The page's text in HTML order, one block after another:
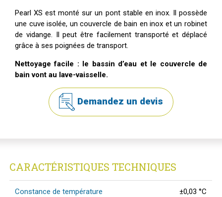
Pearl XS est monté sur un pont stable en inox. Il possède
une cuve isolée, un couvercle de bain en inox et un robinet
de vidange. Il peut être facilement transporté et déplacé
grâce à ses poignées de transport.
Nettoyage facile : le bassin d’eau et le couvercle de
bain vont au lave-vaisselle.
Demandez un devis
CARACTÉRISTIQUES TECHNIQUES
Constance de température ±0,03 °C